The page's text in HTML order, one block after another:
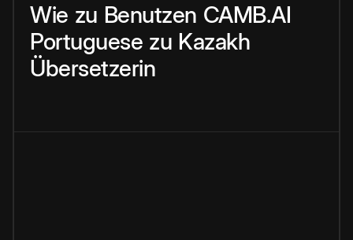
Wie zu Benutzen CAMB.AI
Portuguese zu Kazakh
Übersetzerin